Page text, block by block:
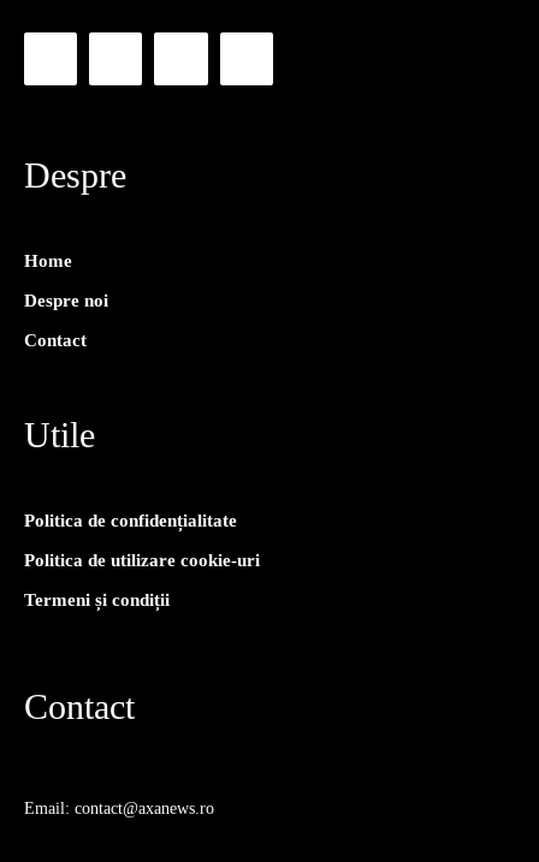
Despre
Home
Despre noi
Contact
Utile
Politica de confidențialitate
Politica de utilizare cookie-uri
Termeni și condiții
Contact
Email: contact@axanews.ro